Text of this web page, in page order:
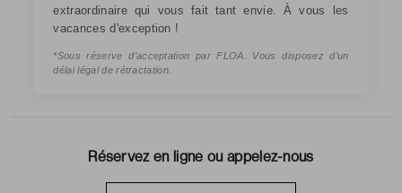
Réservez en ligne ou appelez-nous
extraordinaire qui vous fait tant envie. À vous les
vacances d'exception !
*Sous réserve d’acceptation par FLOA. Vous disposez d’un
délai légal de rétractation.